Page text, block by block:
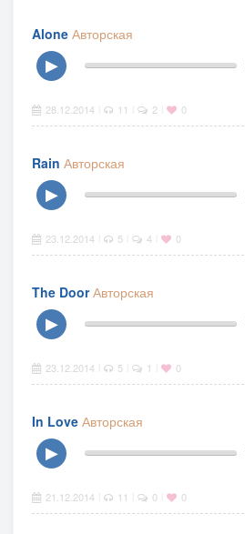
Alone Авторская
▶
28.12.2014 11 2 0
Rain Авторская
▶
23.12.2014 5 4 0
The Door Авторская
▶
23.12.2014 5 1 0
In Love Авторская
▶
21.12.2014 11 0 0